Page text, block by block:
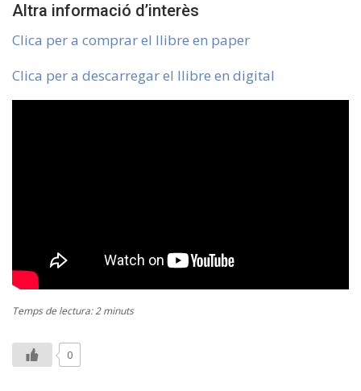
Altra informació d’interès
Clica per a comprar el llibre en paper
Clica per a descarregar el llibre en digital
Temps de lectura: 2 minuts
0